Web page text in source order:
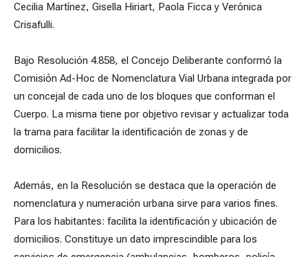
Cecilia Martínez, Gisella Hiriart, Paola Ficca y Verónica
Crisafulli.
Bajo Resolución 4.858, el Concejo Deliberante conformó la
Comisión Ad-Hoc de Nomenclatura Vial Urbana integrada por
un concejal de cada uno de los bloques que conforman el
Cuerpo. La misma tiene por objetivo revisar y actualizar toda
la trama para facilitar la identificación de zonas y de
domicilios.
Además, en la Resolución se destaca que la operación de
nomenclatura y numeración urbana sirve para varios fines.
Para los habitantes: facilita la identificación y ubicación de
domicilios. Constituye un dato imprescindible para los